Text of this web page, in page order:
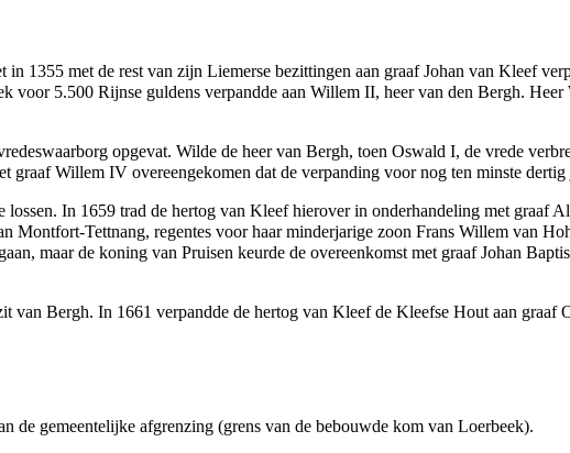
in 1355 met de rest van zijn Liemerse bezittingen aan graaf Johan van Kleef
voor 5.500 Rijnse guldens verpandde aan Willem II, heer van den Bergh. Heer
opgevat. Wilde de heer van Bergh, toen Oswald I, de vrede
graaf Willem IV overeengekomen dat de verpanding voor nog ten minste dertig
lossen. In 1659 trad de hertog van Kleef hierover in onderhandeling met graaf
Montfort-Tettnang, regentes voor haar minderjarige zoon Frans Willem van
maar de koning van Pruisen keurde de overeenkomst met graaf Johan
van Bergh. In 1661 verpandde de hertog van Kleef de Kleefse Hout aan graaf
de gemeentelijke afgrenzing (grens van de bebouwde kom van Loerbeek).